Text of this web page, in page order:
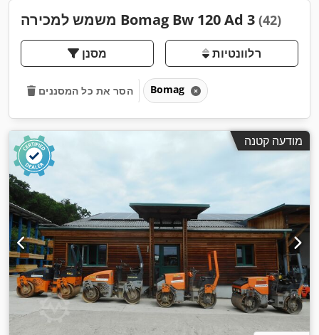
משמש למכירה Bomag Bw 120 Ad 3 (42)
מסנן רלוונטיות
הסר את כל המסננים Bomag
מודעה קטנה